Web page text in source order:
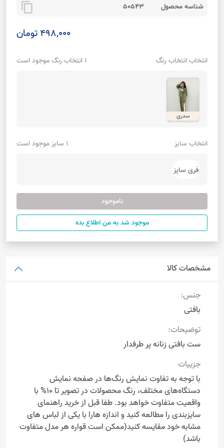
شناسه محصول 50543
content_copy
498,000 تومان
انتخاب انتخاب رنگ 1 انتخاب رنگ موجود است
سدری
انتخاب سایز 1 سایز موجود است
فری سایز
ناموجود
موجود شد به من اطلاع بده
مشخصات کالا
جنس:
بافتی
توضیحات:
ست بافتی زنانه پر طرفدار
جزییات
با توجه به تفاوت نمایش رنگ‌ها در صفحه نمایش
دستگاه‌های مختلف، رنگ محصولات در تصویر تا 10% با
واقعیت متفاوت خواهد بود. طفا قبل از خرید راهنمای
سایزبندی را مطالعه کنید و اندازه هارا با یکی از لباس های
مشابه خود مقایسه کنید(ممکن است قواره هر مدل متفاوت
باشد)